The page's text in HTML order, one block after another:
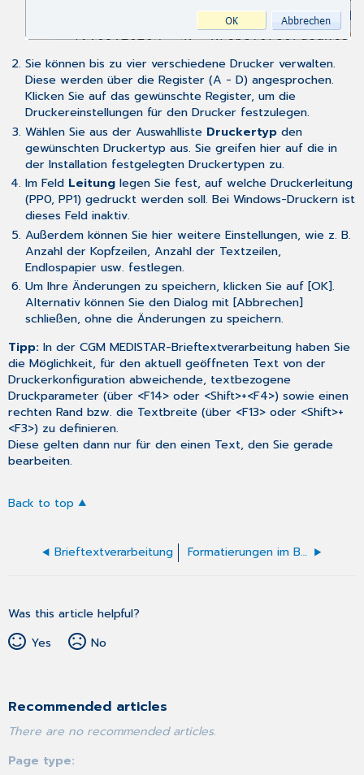
Sie können bis zu vier verschiedene Drucker verwalten.
Diese werden über die Register (A - D) angesprochen.
Klicken Sie auf das gewünschte Register, um die
Druckereinstellungen für den Drucker festzulegen.
Wählen Sie aus der Auswahlliste Druckertypden
gewünschten Druckertyp aus. Sie greifen hier auf die in
der Installationfestgelegten Druckertypen zu.
Im Feld Leitunglegen Sie fest, auf welche Druckerleitung
(PP0, PP1) gedruckt werden soll. Bei Windows-Druckernist
dieses Feld inaktiv.
Außerdem können Sie hier weitere Einstellungen, wie z. B.
Anzahl der Kopfzeilen, Anzahl der Textzeilen,
Endlospapier usw. festlegen.
Um Ihre Änderungen zu speichern, klicken Sie auf [OK].
Alternativ können Sie den Dialog mit [Abbrechen]
schließen, ohne die Änderungen zu speichern.
Tipp:In der CGM MEDISTAR-Brieftextverarbeitung haben Sie
die Möglichkeit, für den aktuell geöffneten Text von der
Druckerkonfiguration abweichende, textbezogene
Druckparameter (über <F14> oder <Shift>+<F4>) sowie einen
rechten Rand bzw. die Textbreite (über <F13> oder <Shift>+
<F3>) zu definieren.
Diese gelten dann nur für den einen Text, den Sie gerade
bearbeiten.
Back to top
Brieftextverarbeitung Formatierungen im Brieftext
Was this article helpful?
Yes
No
Recommended articles
There are no recommended articles.
Page type